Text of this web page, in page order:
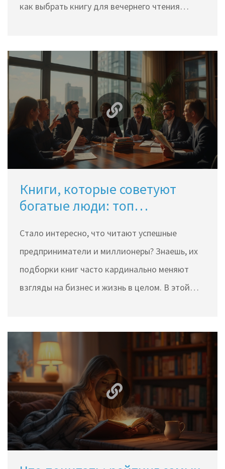
как выбрать книгу для вечернего чтения
Обсуждается, какие жанры помогают
отвлечься и не тревожить мозг ночью.
Читателю предложены конкретные примеры
рассказов и лайфхаки для вечерних ритуалов.
Книги, которые советуют
богатые люди: топ
Стало интересно, что читают успешные
предприниматели и миллионеры? Знаешь, их
подборки книг часто кардинально меняют
взгляды на бизнес и жизнь в целом. В этой
делают и как можно применить их опыт в
обычной жизни. Мы собрали не только
известные имена, но и неожиданные
открытия. Попробуй выбрать хотя бы одну
книгу — возможно, именно она станет твоим
шагом к новым вершинам.